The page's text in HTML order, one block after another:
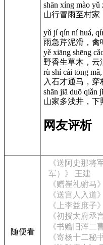
shān xíng mào yǔ
山行冒雨至村家
yǔ jí qín ní huá,
雨急芹泥滑，禽
yě xiāng shēng
野香生草木，云
rù shí cái tōng
入石才通马，穿
shān jiā duō qiǎn
山家多浅井，下
网友评析
随便看
《送阿史那将
军）》 王建
《赠崔礼驸马
《送宫人入道
《上李益庶子
《初授太府丞
《书赠旧浑二
《寄杨十二秘